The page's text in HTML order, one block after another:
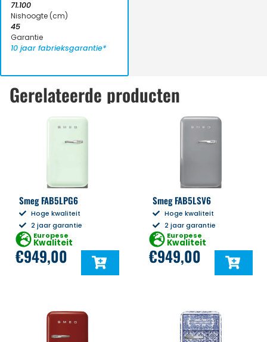
71.100
Nishoogte (cm)
45
Garantie
10 jaar fabrieksgarantie*
Gerelateerde producten
Smeg FAB5LPG6
Hoge kwaliteit
2 jaar garantie
Europese
Kwaliteit
€949,00
Smeg FAB5LSV6
Hoge kwaliteit
2 jaar garantie
Europese
Kwaliteit
€949,00